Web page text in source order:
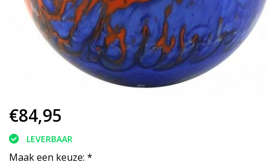
€84,95
LEVERBAAR
Maak een keuze: *